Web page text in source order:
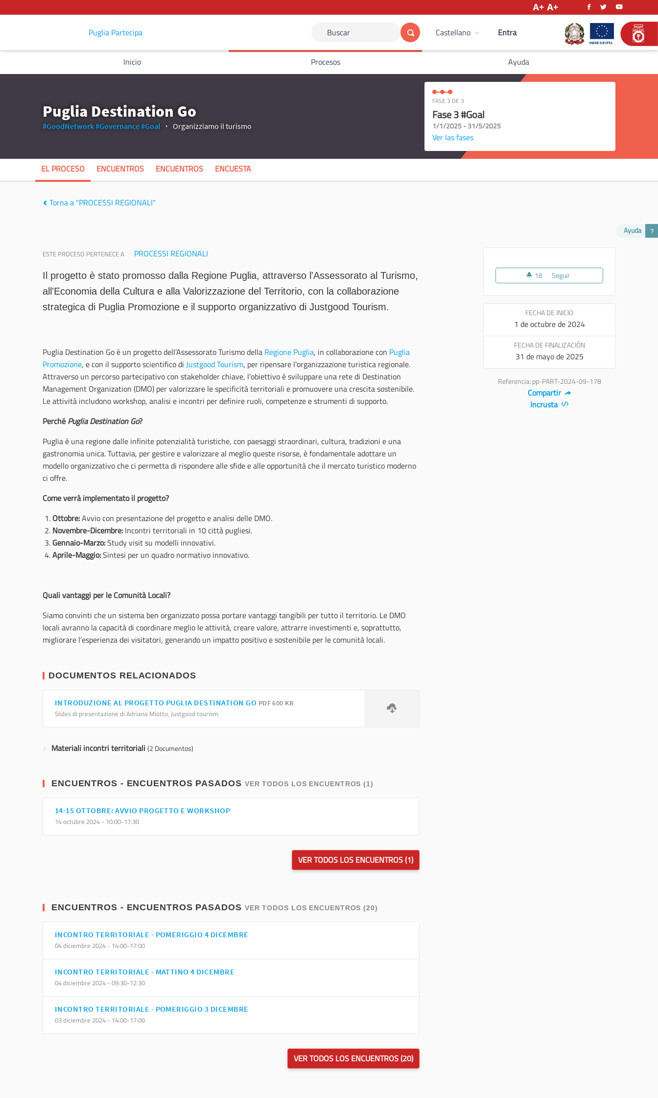
Puglia Partecipa Buscar Castellano Entra
Inicio Procesos Ayuda
Puglia Destination Go
#GoodNetwork#Governance#Goal Organizziamo il turismo
FASE 3 DE 3
Fase 3 #Goal
1/1/2025 - 31/5/2025
Ver las fases
EL PROCESO ENCUENTROS ENCUENTROS ENCUESTA
Torna a "PROCESSI REGIONALI"
Ayuda
ESTE PROCESO PERTENECE A PROCESSI REGIONALI
Il progetto è stato promosso dalla Regione Puglia, attraverso l'Assessorato al Turismo,
all'Economia della Cultura e alla Valorizzazione del Territorio, con la collaborazione
strategica di Puglia Promozione e il supporto organizzativo di Justgood Tourism.
Puglia Destination Go è un progetto dell’Assessorato Turismo della Regione Puglia, in collaborazione con Puglia
Promozione, e con il supporto scientifico di Justgood Tourism, per ripensare l'organizzazione turistica regionale.
Attraverso un percorso partecipativo con stakeholder chiave, l’obiettivo è sviluppare una rete di Destination
Management Organization (DMO) per valorizzare le specificità territoriali e promuovere una crescita sostenibile.
Le attività includono workshop, analisi e incontri per definire ruoli, competenze e strumenti di supporto.
Perché Puglia Destination Go?
Puglia è una regione dalle infinite potenzialità turistiche, con paesaggi straordinari, cultura, tradizioni e una
gastronomia unica. Tuttavia, per gestire e valorizzare al meglio queste risorse, è fondamentale adottare un
modello organizzativo che ci permetta di rispondere alle sfide e alle opportunità che il mercato turistico moderno
ci offre.
Come verrà implementato il progetto?
Ottobre:Avvio con presentazione del progetto e analisi delle DMO.
Novembre-Dicembre: Incontri territoriali in 10 città pugliesi.
Gennaio-Marzo:Study visit su modelli innovativi.
Aprile-Maggio:Sintesi per un quadro normativo innovativo.
Quali vantaggi per le Comunità Locali?
Siamo convinti che un sistema ben organizzato possa portare vantaggi tangibili per tutto il territorio. Le DMO
locali avranno la capacità di coordinare meglio le attività, creare valore, attrarre investimenti e, soprattutto,
migliorare l’esperienza dei visitatori, generando un impatto positivo e sostenibile per le comunità locali.
DOCUMENTOS RELACIONADOS
INTRODUZIONE AL PROGETTO PUGLIA DESTINATION GO PDF 600 KB
Slides di presentazione di Adriana Miotto, Justgood tourism
Materiali incontri territoriali (2 Documentos)
ENCUENTROS - ENCUENTROS PASADOS VER TODOS LOS ENCUENTROS (1)
14-15 OTTOBRE: AVVIO PROGETTO E WORKSHOP
14 octubre 2024 - 10:00-17:30
VER TODOS LOS ENCUENTROS (1)
ENCUENTROS - ENCUENTROS PASADOS VER TODOS LOS ENCUENTROS (20)
INCONTRO TERRITORIALE - POMERIGGIO 4 DICEMBRE
04 diciembre 2024 - 14:00-17:00
INCONTRO TERRITORIALE - MATTINO 4 DICEMBRE
04 diciembre 2024 - 09:30-12:30
INCONTRO TERRITORIALE - POMERIGGIO 3 DICEMBRE
03 diciembre 2024 - 14:00-17:00
VER TODOS LOS ENCUENTROS (20)
18 18 seguidoras
SeguirPuglia Destination Go
FECHA DE INICIO
1 de octubre de 2024
FECHA DE FINALIZACIÓN
31 de mayo de 2025
Referencia: pp-PART-2024-09-178
Compartir
Incrusta